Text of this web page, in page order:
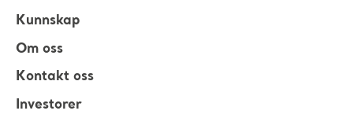
Kunnskap
Om oss
Kontakt oss
Investorer